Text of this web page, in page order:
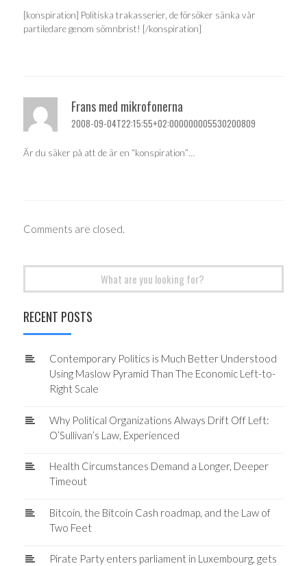
[konspiration] Politiska trakasserier, de försöker sänka vår
partiledare genom sömnbrist! [/konspiration]
Frans med mikrofonerna
2008-09-04T22:15:55+02:000000005530200809
Är du säker på att de är en “konspiration”…
Comments are closed.
RECENT POSTS
Contemporary Politics is Much Better Understood
Using Maslow Pyramid Than The Economic Left-to-
Right Scale
Why Political Organizations Always Drift Off Left:
O’Sullivan’s Law, Experienced
Health Circumstances Demand a Longer, Deeper
Timeout
Bitcoin, the Bitcoin Cash roadmap, and the Law of
Two Feet
Pirate Party enters parliament in Luxembourg, gets